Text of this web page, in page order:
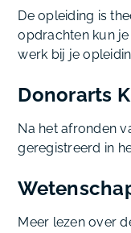
De opleiding is
opdrachten kun
werk bij je
Donorarts
Na het afronden
geregistreerd in
Meer lezen over